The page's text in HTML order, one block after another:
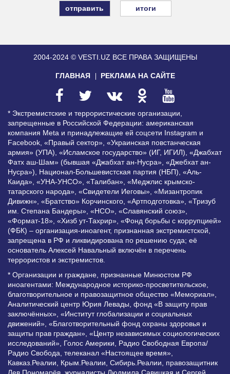
итоги
2004-2024 © VESTI.UZ ВСЕ ПРАВА ЗАЩИЩЕНЫ
ГЛАВНАЯ РЕКЛАМА НА САЙТЕ
* Экстремистские и террористические организации,
запрещенные в Российской Федерации: американская
компания Meta и принадлежащие ей соцсети Instagram и
Facebook, «Правый сектор», «Украинская повстанческая
армия» (УПА), «Исламское государство» (ИГ, ИГИЛ), «Джабхат
Фатх аш-Шам» (бывшая «Джабхат ан-Нусра», «Джебхат ан-
Нусра»), Национал-Большевистская партия (НБП), «Аль-
Каида», «УНА-УНСО», «Талибан», «Меджлис крымско-
татарского народа», «Свидетели Иеговы», «Мизантропик
Дивижн», «Братство» Корчинского, «Артподготовка», «Тризуб
им. Степана Бандеры», «НСО», «Славянский союз»,
«Формат-18», «Хизб ут-Тахрир», «Фонд борьбы с коррупцией»
(ФБК) – организация-иноагент, признанная экстремистской,
запрещена в РФ и ликвидирована по решению суда; её
основатель Алексей Навальный включён в перечень
террористов и экстремистов.
* Организации и граждане, признанные Минюстом РФ
иноагентами: Международное историко-просветительское,
благотворительное и правозащитное общество «Мемориал»,
Аналитический центр Юрия Левады, фонд «В защиту прав
заключённых», «Институт глобализации и социальных
движений», «Благотворительный фонд охраны здоровья и
защиты прав граждан», «Центр независимых социологических
исследований», Голос Америки, Радио Свободная Европа/
Радио Свобода, телеканал «Настоящее время»,
Кавказ.Реалии, Крым.Реалии, Сибирь.Реалии, правозащитник
Лев Пономарёв, журналисты Людмила Савицкая и Сергей